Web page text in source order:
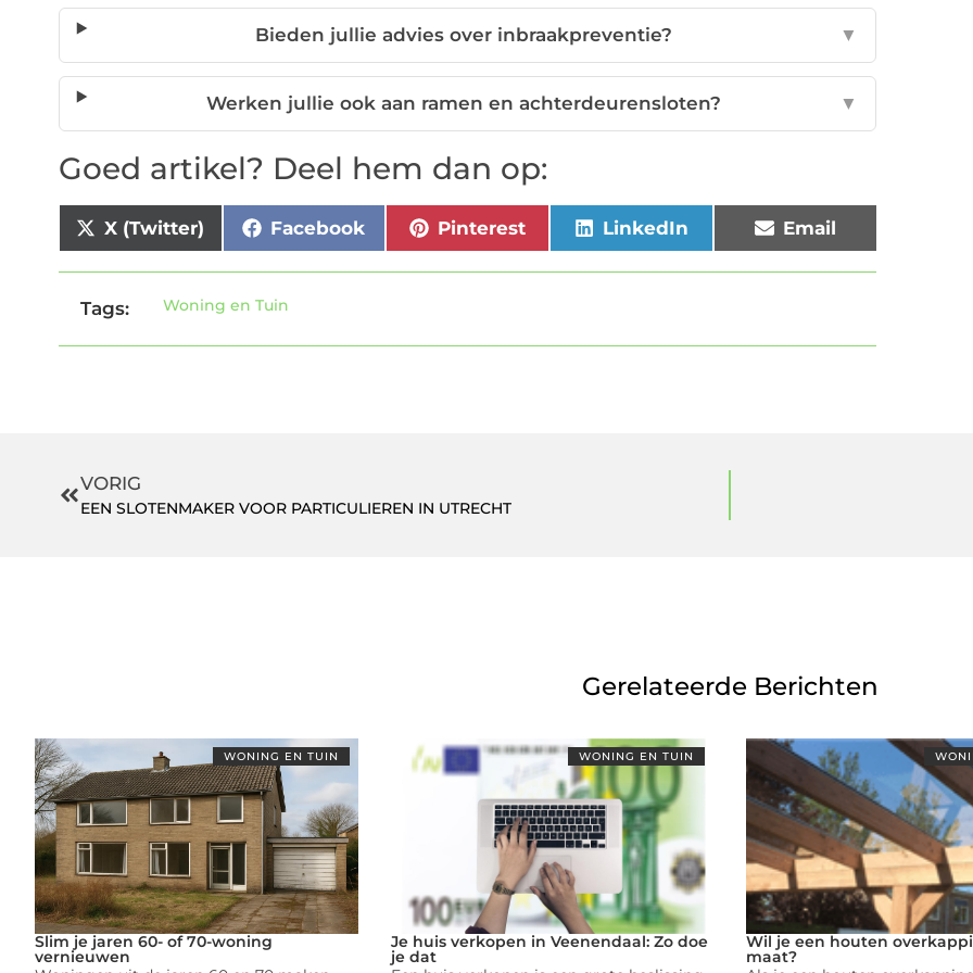
Bieden jullie advies over inbraakpreventie? ▼
Werken jullie ook aan ramen en achterdeurensloten? ▼
Goed artikel? Deel hem dan op:
X (Twitter) Facebook Pinterest LinkedIn Email
Tags: Woning en Tuin
VORIG
EEN SLOTENMAKER VOOR PARTICULIEREN IN UTRECHT
Gerelateerde Berichten
WONING EN TUIN
Slim je jaren 60- of 70-woning
vernieuwen
WONING EN TUIN
Je huis verkopen in Veenendaal: Zo doe
je dat
Wil je een houten
maat?